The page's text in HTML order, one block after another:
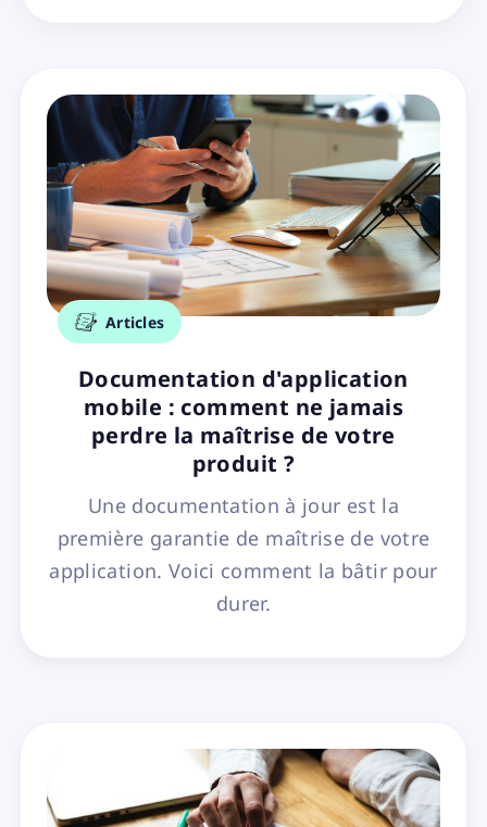
Articles
Documentation d'application
mobile : comment ne jamais
perdre la maîtrise de votre
produit ?
Une documentation à jour est la
première garantie de maîtrise de votre
application. Voici comment la bâtir pour
durer.